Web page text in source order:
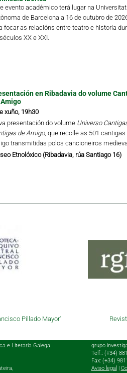
evento académico terá lugar na Universitat
de Barcelona a 16 de outubro de
focar as relacións entre teatro e historia
XX e XXI.
en Ribadavia do volume
xuño, 19h30
presentación do volume Universo
de Amigo, que recolle as 501 cantigas
transmitidas polos cancioneiros
Etnolóxico (Ribadavia, rúa Santiago 16)
Pillado Mayor'
e Literaria Galega
Telf.: (+34)
Fax: (+34)
Aviso legal |